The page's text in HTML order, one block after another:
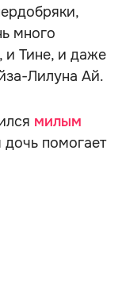
много
и Тине, и даже
Лилуна Ай.
милым
дочь помогает